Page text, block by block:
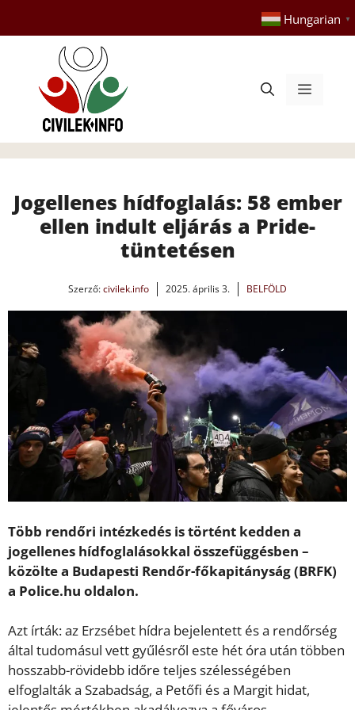
tartalomba
Hungarian ▼
Menü
Jogellenes hídfoglalás: 58 ember
ellen indult eljárás a Pride-
tüntetésen
Szerző:civilek.info 2025. április 3. BELFÖLD
Több rendőri intézkedés is történt kedden a
jogellenes hídfoglalásokkal összefüggésben –
közölte a Budapesti Rendőr-főkapitányság (BRFK)
a Police.hu oldalon.
Azt írták: az Erzsébet hídra bejelentett és a rendőrség
által tudomásul vett gyűlésről este hét óra után többen
hosszabb-rövidebb időre teljes szélességében
elfoglalták a Szabadság, a Petőfi és a Margit hidat,